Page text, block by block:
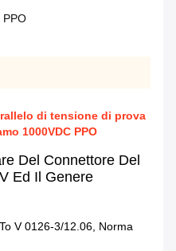
PPO
di tensione di prova
1000VDC PPO
Del Connettore Del
Ed Il Genere
V 0126-3/12.06, Norma